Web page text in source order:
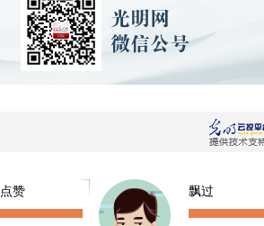
点赞 飘过